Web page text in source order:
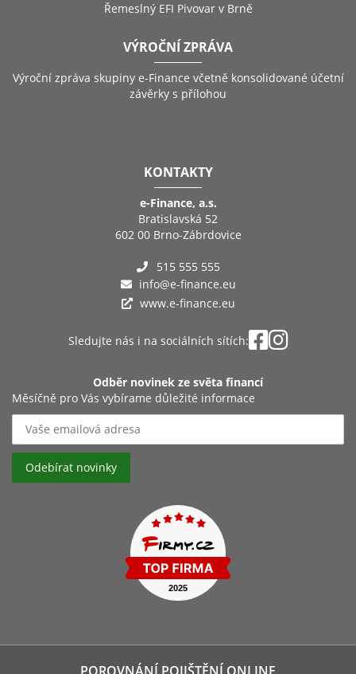
Řemeslný EFI Pivovar v Brně
VÝROČNÍ ZPRÁVA
Výroční zpráva skupiny e-Finance včetně konsolidované účetní
závěrky s přílohou
KONTAKTY
e-Finance, a.s.
Bratislavská 52
602 00 Brno-Zábrdovice
515 555 555
info@e-finance.eu
www.e-finance.eu
Sledujte nás i na sociálních sítích:
Odběr novinek ze světa financí
Měsíčně pro Vás vybírame důležité informace